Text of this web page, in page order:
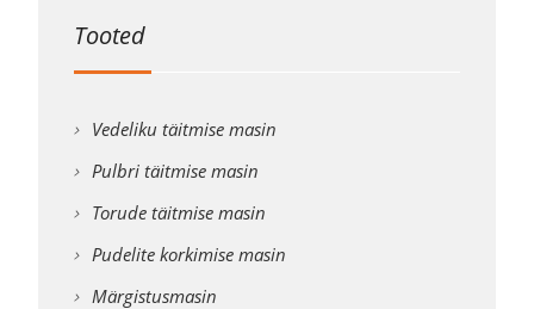
Tooted
Vedeliku täitmise masin
Pulbri täitmise masin
Torude täitmise masin
Pudelite korkimise masin
Märgistusmasin